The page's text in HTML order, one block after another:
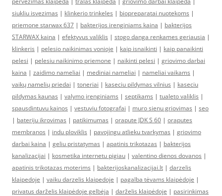
siukliu isvezimas | klinkerio trinkeles | biopreparatai nuotekoms |
priemone starwax 637 | bakterijos irenginiams kaina | bakterijos
STARWAX kaina | efektyvus valiklis | stogo danga renkames geriausia |
klinkeris | pelesio naikinimas vonioje | kaip isnaikinti | kaip panaikinti
pelesi | pelesiu naikinimo priemone | naikinti pelesi | griovimo darbai
kaina | zaidimo nameliai | mediniai nameliai | nameliai vaikams |
vaikų namelių priedai | toneriai | kaseciu pildymas vilnius | kaseciu
pildymas kaunas | valymo įrenginiams | septikams | tualeto valiklis |
spausdintuvu kainos | vestuviu fotografai | muro sienu griovimas | seo
| bateriju ikrovimas | patikimumas | orapute JDK S 60 | oraputes
membranos | indu ploviklis | pavojingu atlieku tvarkymas | griovimo
darbai kaina | geliu pristatymas | apatinis trikotazas | bakterijos
kanalizacijai | kosmetika internetu pigiau | valentino dienos dovanos |
apatinis trikotazas moterims | bakterijoskanalizacijai.lt | darzelis
klaipedoje | vaiku darzelis klaipedoje | pagalba tėvams klaipėdoje |
privatus darželis klaipėdoje gelbėja | darželis klaipėdoje | pasirinkimas